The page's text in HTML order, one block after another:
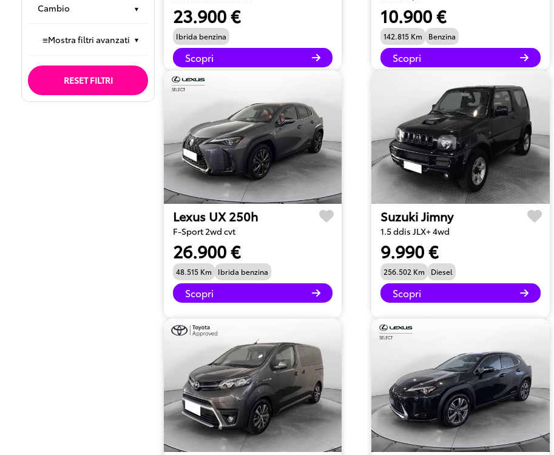
Cambio ▾
≡Mostra filtri avanzati ▾
RESET FILTRI
23.900 €
Ibrida benzina
Scopri
10.900 €
142.815 Km Benzina
Scopri
Lexus UX 250h
F-Sport 2wd cvt
26.900 €
48.515 Km Ibrida benzina
Scopri
Suzuki Jimny
1.5 ddis JLX+ 4wd
9.990 €
256.502 Km Diesel
Scopri